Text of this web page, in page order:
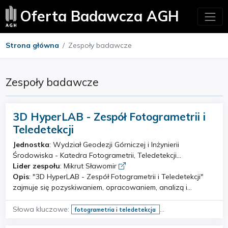
Oferta Badawcza AGH
Strona główna Zespoły badawcze
Zespoły badawcze
3D HyperLAB - Zespół Fotogrametrii i
Teledetekcji
Jednostka: Wydział Geodezji Górniczej i Inżynierii
Środowiska - Katedra Fotogrametrii, Teledetekcji
Środowiska i Inżynierii Przestrzennej
Lider zespołu : Mikrut Sławomir
Opis: "3D HyperLAB - Zespół Fotogrametrii i Teledetekcji"
zajmuje się pozyskiwaniem, opracowaniem, analizą i
wizualiazacją geo-danych obrazowych pozyskanych z
różnych pułapów i przy pomocy różnych sensorów (w tym
Słowa kluczowe:
fotogrametria i teledetekcja